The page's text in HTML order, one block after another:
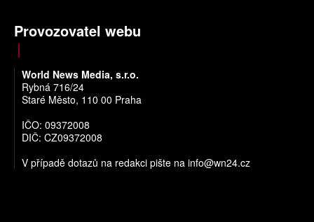
Provozovatel webu
World News Media, s.r.o.
Rybná 716/24
Staré Město, 110 00 Praha
IČO: 09372008
DIČ: CZ09372008
V případě dotazů na redakci pište na info@wn24.cz